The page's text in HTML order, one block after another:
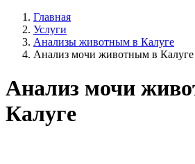
Главная
Услуги
Анализы животным в Калуге
Анализ мочи животным в Калуге
Анализ мочи
Калуге